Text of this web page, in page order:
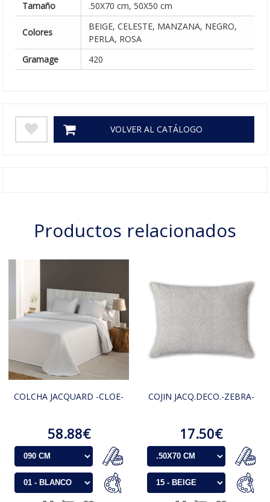
Tamaño .50X70 cm, 50X50 cm
Colores
BEIGE, CELESTE, MANZANA, NEGRO,
PERLA, ROSA
Gramage
420
VOLVER AL CATÁLOGO
Productos relacionados
COLCHA JACQUARD -CLOE-
58.88€
COJIN JACQ.DECO.-ZEBRA-
17.50€